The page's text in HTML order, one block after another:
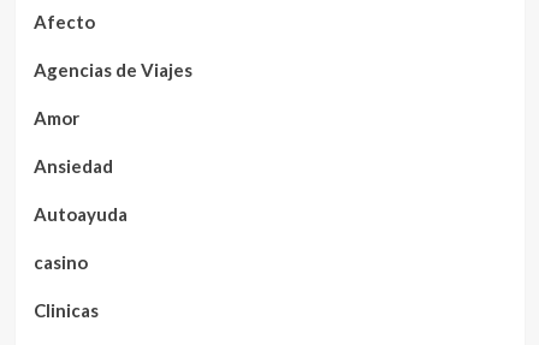
Afecto
Agencias de Viajes
Amor
Ansiedad
Autoayuda
casino
Clinicas